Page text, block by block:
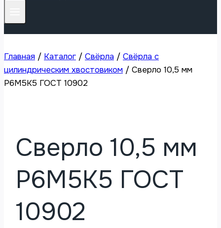
Главная / Каталог / Свёрла / Свёрла с
цилиндрическим хвостовиком / Сверло 10,5 мм
Р6М5К5 ГОСТ 10902
Сверло 10,5 мм
Р6М5К5 ГОСТ
10902